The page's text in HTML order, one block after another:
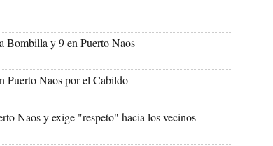
Bombilla y 9 en Puerto Naos
Puerto Naos por el Cabildo
Naos y exige "respeto" hacia los vecinos